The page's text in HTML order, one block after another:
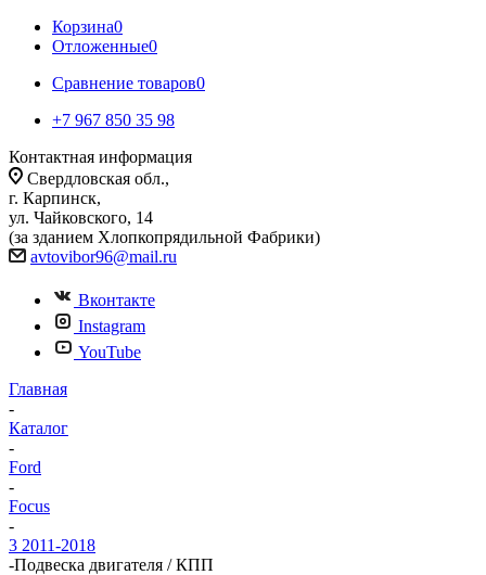
Корзина0
Отложенные0
Сравнение товаров0
+7 967 850 35 98
Контактная информация
Свердловская обл.,
г. Карпинск,
ул. Чайковского, 14
(за зданием Хлопкопрядильной Фабрики)
avtovibor96@mail.ru
Вконтакте
Instagram
YouTube
Главная
-
Каталог
-
Ford
-
Focus
-
3 2011-2018
-Подвеска двигателя / КПП